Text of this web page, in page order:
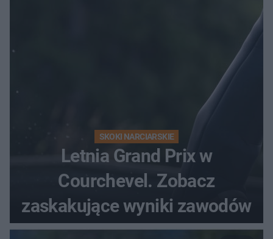
SKOKI NARCIARSKIE
Letnia Grand Prix w
Courchevel. Zobacz
zaskakujące wyniki zawodów